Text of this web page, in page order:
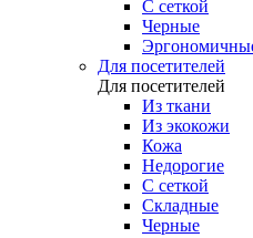
С сеткой
Черные
Для посетителей
Для посетителей
Из ткани
Из экокожи
Кожа
Недорогие
С сеткой
Складные
Черные